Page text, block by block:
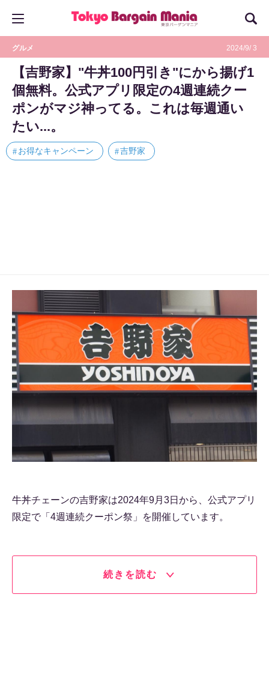
グルメ 2024/9/ 3
【吉野家】"牛丼100円引き"にから揚げ1
個無料。公式アプリ限定の4週連続クー
ポンがマジ神ってる。これは毎週通い
たい...。
お得なキャンペーン 吉野家
牛丼チェーンの吉野家は2024年9月3日から、公式アプリ
限定で「4週連続クーポン祭」を開催しています。
続きを読む